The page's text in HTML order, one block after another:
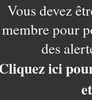
Vous devez
membre pour
des
ici